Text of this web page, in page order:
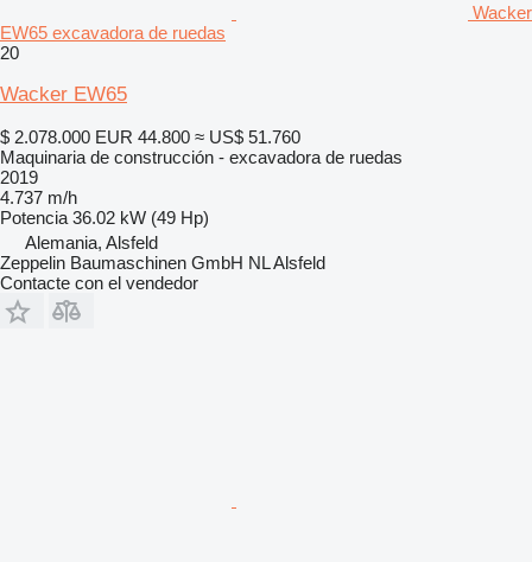
Wacker
EW65 excavadora de ruedas
20
Wacker EW65
$ 2.078.000 EUR 44.800 ≈ US$ 51.760
Maquinaria de construcción - excavadora de ruedas
2019
4.737 m/h
Potencia 36.02 kW (49 Hp)
Alemania, Alsfeld
Zeppelin Baumaschinen GmbH NL Alsfeld
Contacte con el vendedor